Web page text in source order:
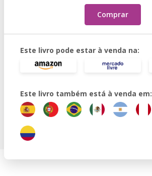
Comprar
Este livro pode estar à venda na:
Este livro também está à venda em: